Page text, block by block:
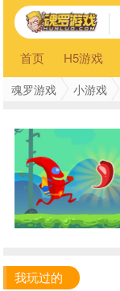
首页 H5游戏
魂罗游戏 小游戏
我玩过的